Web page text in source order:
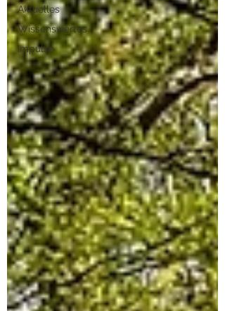
Aktuelles
Wissenswertes
Impulse